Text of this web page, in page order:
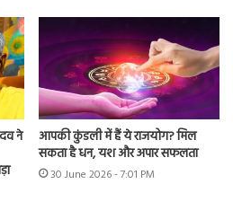
ने
आपकी कुंडली में हैं ये राजयोग? मिल
सकता है धन, यश और अपार सफलता
30 June 2026 - 7:01 PM